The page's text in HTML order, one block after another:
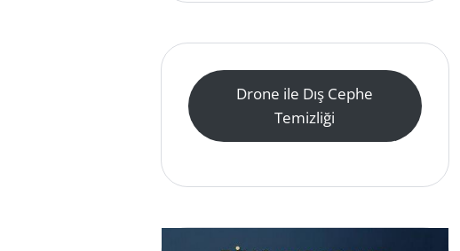
Drone ile Dış Cephe
Temizliği